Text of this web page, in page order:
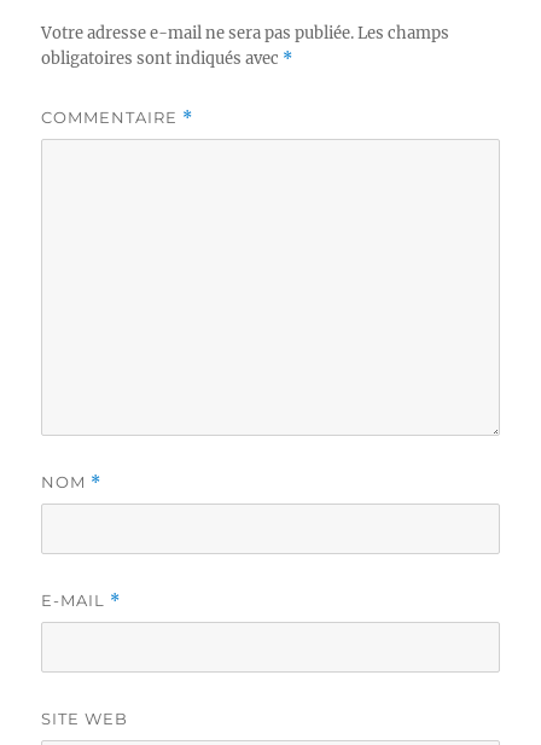
Votre adresse e-mail ne sera pas publiée. Les champs
obligatoires sont indiqués avec *
COMMENTAIRE *
NOM *
E-MAIL *
SITE WEB